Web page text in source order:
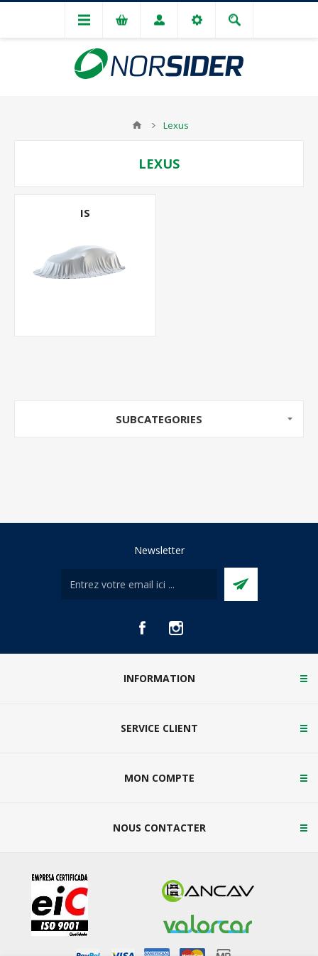
Lexus
LEXUS
IS
SUBCATEGORIES
Newsletter
INFORMATION
SERVICE CLIENT
MON COMPTE
NOUS CONTACTER